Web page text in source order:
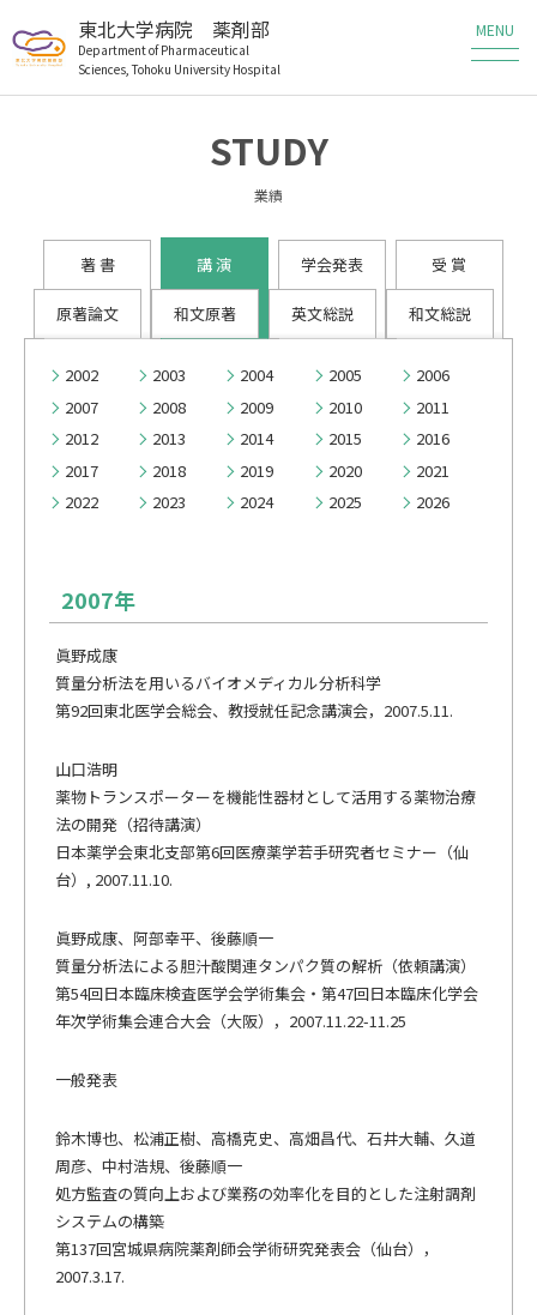
東北大学病院 薬剤部
Department of Pharmaceutical
Sciences, Tohoku University Hospital
メンバー
教育・研修
患者さんへ
医療従事者の方へ
職員・研修生募集
情報の取扱いについて
STUDY
業績
原著論文 和文原著 英文総説 和文総説
著 書 講 演 学会発表 受 賞
2002 2003 2004 2005
2006
2007
2008 2009 2010
2011
2012
2013 2014 2015
2016
2017
2018 2019 2020
2021
2022
2023 2024 2025 2026
2007年
眞野成康
質量分析法を用いるバイオメディカル分析科学
第92回東北医学会総会、教授就任記念講演会，2007.5.11.
山口浩明
薬物トランスポーターを機能性器材として活用する薬物治療
法の開発（招待講演）
日本薬学会東北支部第6回医療薬学若手研究者セミナー（仙
台）, 2007.11.10.
眞野成康、阿部幸平、後藤順一
質量分析法による胆汁酸関連タンパク質の解析（依頼講演）
第54回日本臨床検査医学会学術集会・第47回日本臨床化学会
年次学術集会連合大会（大阪），2007.11.22-11.25
一般発表
鈴木博也、松浦正樹、高橋克史、高畑昌代、石井大輔、久道
周彦、中村浩規、後藤順一
処方監査の質向上および業務の効率化を目的とした注射調剤
システムの構築
第137回宮城県病院薬剤師会学術研究発表会（仙台），
2007.3.17.